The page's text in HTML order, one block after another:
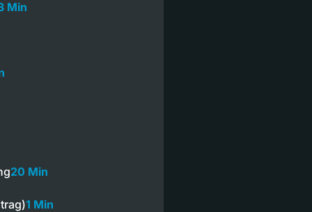
Min
20 Min
1 Min